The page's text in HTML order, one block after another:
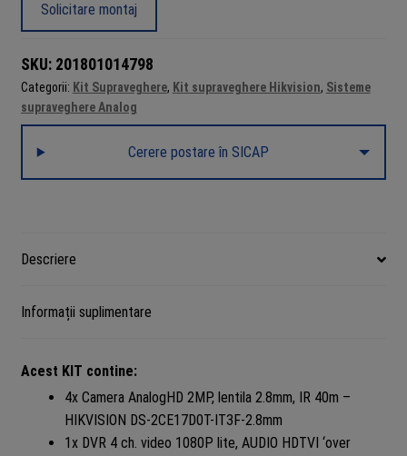
exterior
Hikvision
2MP
40m
IR
92
Solicitare montaj
SKU: 201801014798
Categorii: Kit Supraveghere, Kit supraveghere Hikvision, Sisteme
supraveghere Analog
Cerere postare în SICAP
Descriere
Informații suplimentare
Acest KIT contine:
4x Camera AnalogHD 2MP, lentila 2.8mm, IR 40m –
HIKVISION DS-2CE17D0T-IT3F-2.8mm
1x DVR 4 ch. video 1080P lite, AUDIO HDTVI ‘over